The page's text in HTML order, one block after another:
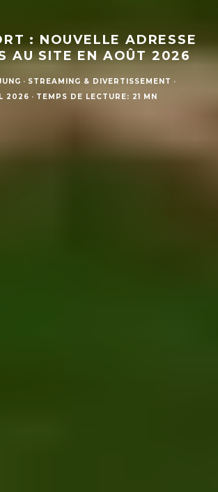
: NOUVELLE ADRESSE
AU SITE EN AOÛT 2026
· STREAMING & DIVERTISSEMENT ·
2026 · TEMPS DE LECTURE: 21 MN